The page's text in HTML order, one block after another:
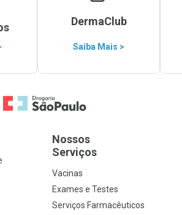
DermaClub
Saiba Mais >
Ir para a Home
Nossos
Serviços
Vacinas
Exames e Testes
Serviços Farmacêuticos